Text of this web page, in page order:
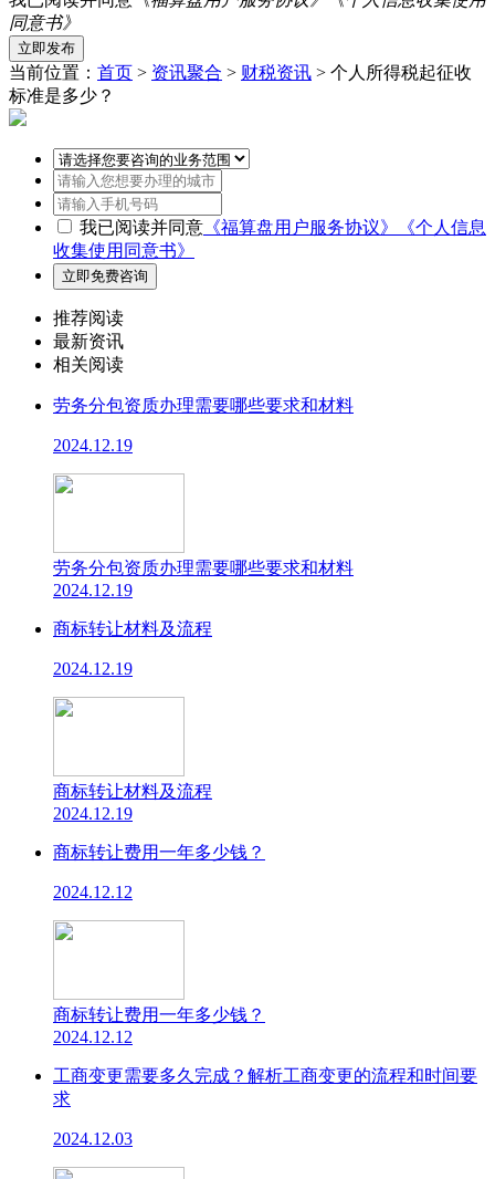
同意书》
当前位置： 首页 > 资讯聚合 > 财税资讯 > 个人所得税起征收
标准是多少？
我已阅读并同意 《福算盘用户服务协议》
《个人信息
收集使用同意书》
推荐阅读
最新资讯
相关阅读
劳务分包资质办理需要哪些要求和材料
2024.12.19
劳务分包资质办理需要哪些要求和材料
2024.12.19
商标转让材料及流程
2024.12.19
商标转让材料及流程
2024.12.19
商标转让费用一年多少钱？
2024.12.12
商标转让费用一年多少钱？
2024.12.12
工商变更需要多久完成？解析工商变更的流程和时间要
求
2024.12.03